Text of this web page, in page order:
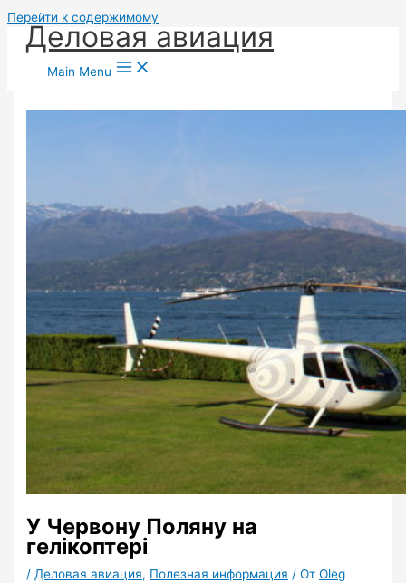
Перейти к содержимому
Деловая авиация
Main Menu
У Червону Поляну на
гелікоптері
/ Деловая авиация, Полезная информация / ОтOleg